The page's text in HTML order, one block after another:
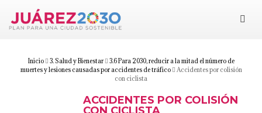
Objetivos
Suma tu esfuerzo
Inicio 3. Salud y Bienestar
3.6 Para 2030, reducir a la mitad el número de
muertes y lesiones causadas por accidentes de tráfico
Accidentes por colisión
con ciclista
ACCIDENTES POR COLISIÓN